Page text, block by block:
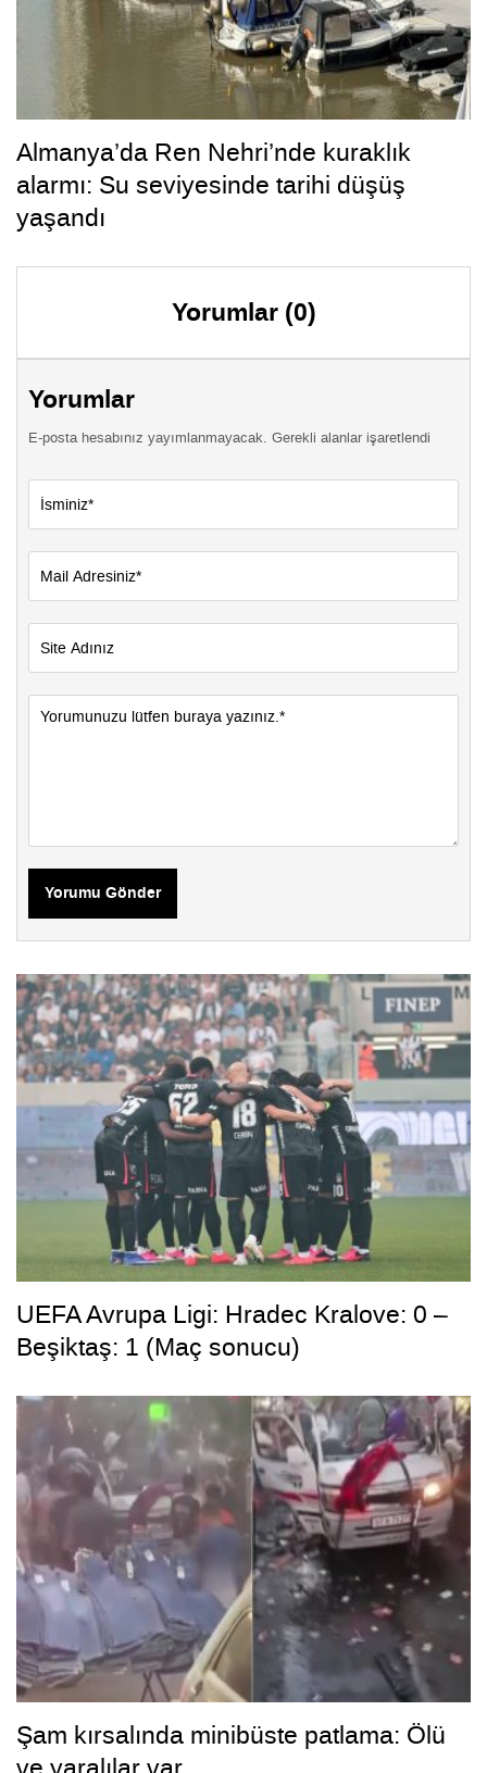
Almanya’da Ren Nehri’nde kuraklık
alarmı: Su seviyesinde tarihi düşüş
yaşandı
Yorumlar (0)
Yorumlar
E-posta hesabınız yayımlanmayacak. Gerekli alanlar işaretlendi
Yorumu Gönder
UEFA Avrupa Ligi: Hradec Kralove: 0 –
Beşiktaş: 1 (Maç sonucu)
Şam kırsalında minibüste patlama: Ölü